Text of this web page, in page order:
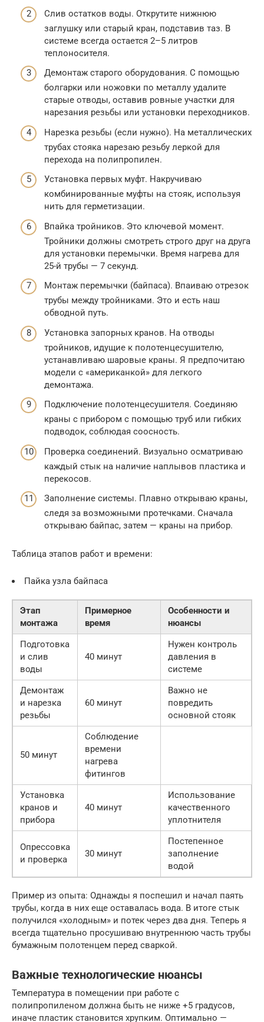
Слив остатков воды. Открутите нижнюю
заглушку или старый кран, подставив таз. В
системе всегда остается 2–5 литров
теплоносителя.
Демонтаж старого оборудования. С помощью
болгарки или ножовки по металлу удалите
старые отводы, оставив ровные участки для
нарезания резьбы или установки переходников.
Нарезка резьбы (если нужно). На металлических
трубах стояка нарезаю резьбу леркой для
перехода на полипропилен.
Установка первых муфт. Накручиваю
комбинированные муфты на стояк, используя
нить для герметизации.
Впайка тройников. Это ключевой момент.
Тройники должны смотреть строго друг на друга
для установки перемычки. Время нагрева для
25-й трубы — 7 секунд.
Монтаж перемычки (байпаса). Впаиваю отрезок
трубы между тройниками. Это и есть наш
обводной путь.
Установка запорных кранов. На отводы
тройников, идущие к полотенцесушителю,
устанавливаю шаровые краны. Я предпочитаю
модели с «американкой» для легкого
демонтажа.
Подключение полотенцесушителя. Соединяю
краны с прибором с помощью труб или гибких
подводок, соблюдая соосность.
Проверка соединений. Визуально осматриваю
каждый стык на наличие наплывов пластика и
перекосов.
Заполнение системы. Плавно открываю краны,
следя за возможными протечками. Сначала
открываю байпас, затем — краны на прибор.
Таблица этапов работ и времени:
Пайка узла байпаса
Этап
монтажа
Примерное
время
Особенности и
нюансы
Подготовка
и слив
воды
40 минут
Нужен контроль
давления в
системе
Демонтаж
и нарезка
резьбы
60 минут
Важно не
повредить
основной стояк
50 минут
Соблюдение
времени
нагрева
фитингов
Установка
кранов и
прибора
40 минут
Использование
качественного
уплотнителя
Опрессовка
и проверка
30 минут
Постепенное
заполнение
водой
Пример из опыта: Однажды я поспешил и начал паять
трубы, когда в них еще оставалась вода. В итоге стык
получился «холодным» и потек через два дня. Теперь я
всегда тщательно просушиваю внутреннюю часть трубы
бумажным полотенцем перед сваркой.
Важные технологические нюансы
Температура в помещении при работе с
полипропиленом должна быть не ниже +5 градусов,
иначе пластик становится хрупким. Оптимально —